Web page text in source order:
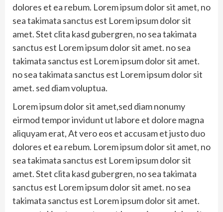
dolores et ea rebum. Lorem ipsum dolor sit amet, no
sea takimata sanctus est Lorem ipsum dolor sit
amet. Stet clita kasd gubergren, no sea takimata
sanctus est Lorem ipsum dolor sit amet. no sea
takimata sanctus est Lorem ipsum dolor sit amet.
no sea takimata sanctus est Lorem ipsum dolor sit
amet. sed diam voluptua.
Lorem ipsum dolor sit amet,sed diam nonumy
eirmod tempor invidunt ut labore et dolore magna
aliquyam erat, At vero eos et accusam et justo duo
dolores et ea rebum. Lorem ipsum dolor sit amet, no
sea takimata sanctus est Lorem ipsum dolor sit
amet. Stet clita kasd gubergren, no sea takimata
sanctus est Lorem ipsum dolor sit amet. no sea
takimata sanctus est Lorem ipsum dolor sit amet.